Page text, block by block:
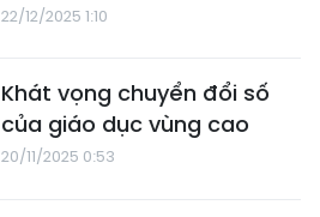
22/12/2025 1:10
Khát vọng chuyển đổi số
của giáo dục vùng cao
20/11/2025 0:53